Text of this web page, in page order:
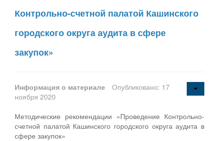
Контрольно-счетной палатой Кашинского
городского округа аудита в сфере
закупок»
Информация о материале
Опубликовано: 17
ноября 2020
Методические рекомендации «Проведение Контрольно-
счетной палатой Кашинского городского округа аудита в
сфере закупок»